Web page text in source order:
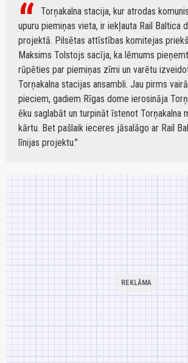
Torņakalna stacija, kur atrodas
upuru piemiņas vieta, ir iekļauta Rail Baltica
projektā. Pilsētas attīstības komitejas
Maksims Tolstojs sacīja, ka lēmums
rūpēties par piemiņas zīmi un varētu
Torņakalna stacijas ansambli. Jau pirms
pieciem, gadiem Rīgas dome ierosināja
ēku saglabāt un turpināt īstenot Torņakalna
kārtu. Bet pašlaik ieceres jāsalāgo ar Rail
līnijas projektu.